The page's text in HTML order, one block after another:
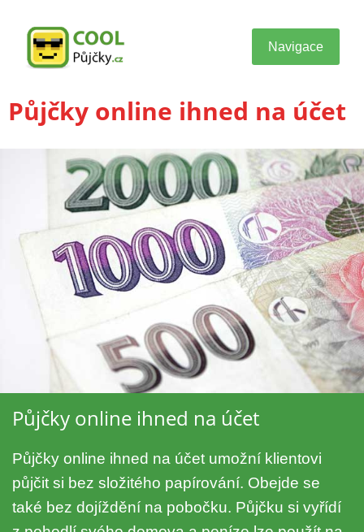
Navigace
Půjčky online ihned na účet
Půjčky online ihned na účet
Půjčky online ihned na účet umožní klientovi
půjčit si bez složitého papírování. Obejde se
také bez dojíždění na pobočku. Půjčku si vyřídí